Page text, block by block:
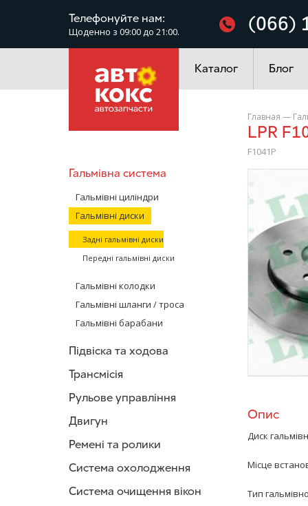
Телефонуйте нам:
Щоденно з 09:00 до 21:00. (066)
Каталог
Електроустаткування
Блог
Гальмівна система
Гальмівні циліндри
Гальмівні диски
Задні гальмівні диски
Передні гальмівні диски
Гальмівні колодки
Гальмівні шланги / троса
Гальмівні барабани
Підвіска та ходова
Трансмісія
Рульове управління
Двигун
Ремені та ролики
Система охолодження
Система очищення вікон
Главная —
LPR
F1041P
Опис
Диск
Місце
Тип